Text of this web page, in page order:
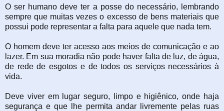
O ser humano deve ter a posse do necessário, lembrando
sempre que muitas vezes o excesso de bens materiais que
possui pode representar a falta para aquele que nada tem.
O homem deve ter acesso aos meios de comunicação e ao
lazer. Em sua moradia não pode haver falta de luz, de água,
de rede de esgotos e de todos os serviços necessários à
vida.
Deve viver em lugar seguro, limpo e higiênico, onde haja
segurança e que lhe permita andar livremente pelas ruas